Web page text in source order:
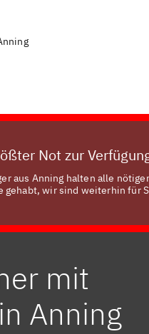
Not zur
aus Anning halten alle
wir sind weiterhin für
mit
Anning